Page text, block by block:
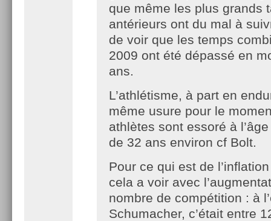
que même les plus grands
antérieurs ont du mal à
de voir que les temps
2009 ont été dépassé en
ans.
L’athlétisme, à part en
même usure pour le
athlètes sont essoré à
de 32 ans environ cf Bolt.
Pour ce qui est de
cela a voir avec
nombre de compétition : à
Schumacher, c’était entre